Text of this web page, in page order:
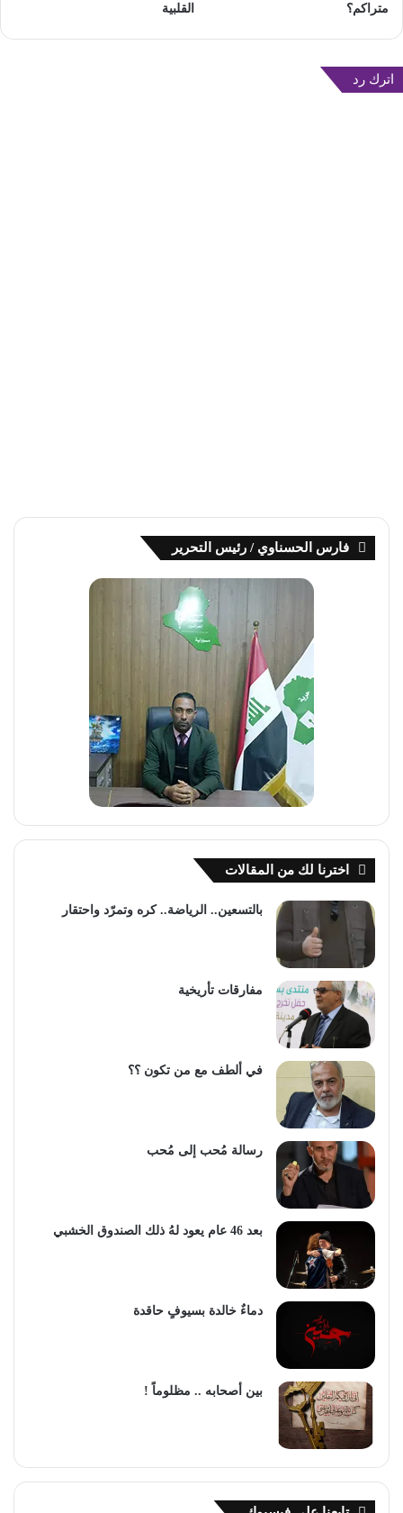
متراكم؟
القلبية
اترك رد
فارس الحسناوي / رئيس التحرير
اخترنا لك من المقالات
بالتسعين.. الرياضة.. كره وتمرّد واحتقار
مفارقات تأريخية
في ألطف مع من تكون ؟؟
رسالة مُحب إلى مُحب
بعد 46 عام يعود لهُ ذلك الصندوق الخشبي
دماءٌ خالدة بسيوفٍ حاقدة
بين أصحابه .. مظلوماً !